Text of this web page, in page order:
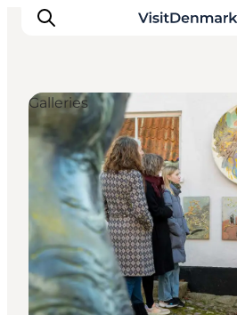
Inspiratie
Bestemmingen
Wat te doen
Accommodaties
Plan je reis
Galleries